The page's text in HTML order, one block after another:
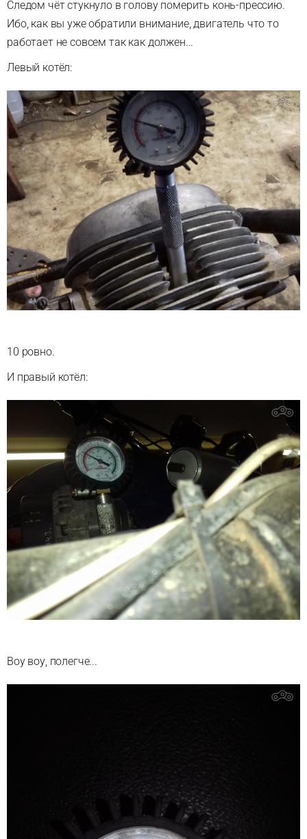
Следом чёт стукнуло в голову померить конь-прессию.
Ибо, как вы уже обратили внимание, двигатель что то
работает не совсем так как должен...
Левый котёл:
10 ровно.
И правый котёл:
Воу воу, полегче...